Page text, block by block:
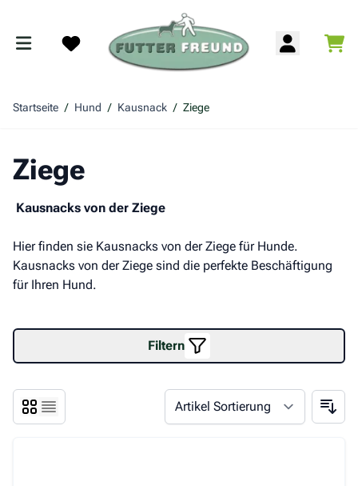
Startseite / Hund / Kausnack / Ziege
Ziege
Kausnacks von der Ziege
Hier finden sie Kausnacks von der Ziege für Hunde.
Kausnacks von der Ziege sind die perfekte Beschäftigung
für Ihren Hund.
Filtern